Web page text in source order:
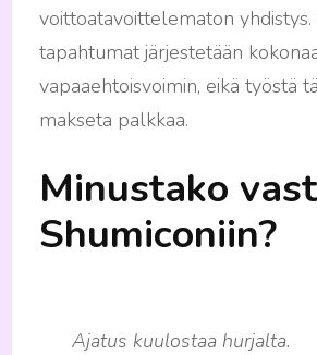
voittoatavoittelematon
tapahtumat järjestetään
vapaaehtoisvoimin, eikä työstä
makseta palkkaa.
Minustako
Shumiconiin?
Ajatus kuulostaa hurjalta.